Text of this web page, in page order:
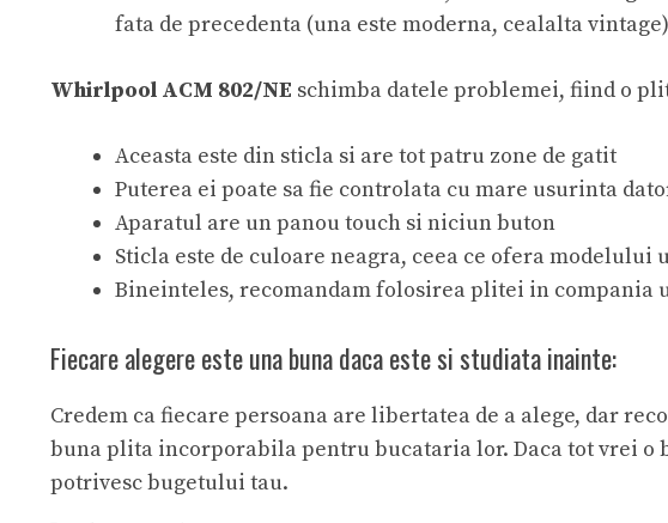
fata de precedenta (una este moderna, cealalta vintage)
Whirlpool ACM 802/NE schimba datele problemei, fiind o
Aceasta este din sticla si are tot patru zone de gatit
Puterea ei poate sa fie controlata cu mare usurinta
Aparatul are un panou touch si niciun buton
Sticla este de culoare neagra, ceea ce ofera modelului
Bineinteles, recomandam folosirea plitei in compania
Fiecare alegere este una buna daca este si studiata inainte:
Credem ca fiecare persoana are libertatea de a alege, dar
buna plita incorporabila pentru bucataria lor. Daca tot vrei o
potrivesc bugetului tau.